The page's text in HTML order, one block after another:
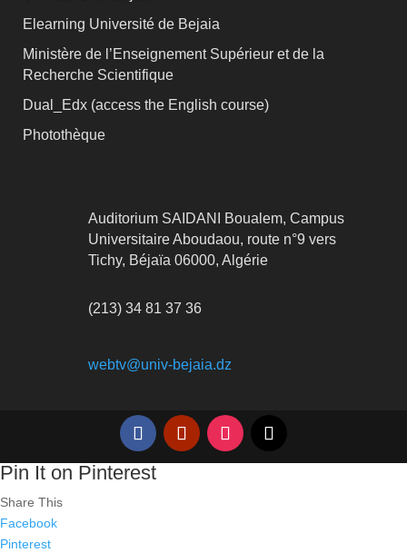
Elearning Université de Bejaia
Ministère de l’Enseignement Supérieur et de la
Recherche Scientifique
Dual_Edx (access the English course)
Photothèque
Auditorium SAIDANI Boualem, Campus
Universitaire Aboudaou, route n°9 vers
Tichy, Béjaïa 06000, Algérie
(213) 34 81 37 36
webtv@univ-bejaia.dz
Pin It on Pinterest
Share This
Facebook
Pinterest